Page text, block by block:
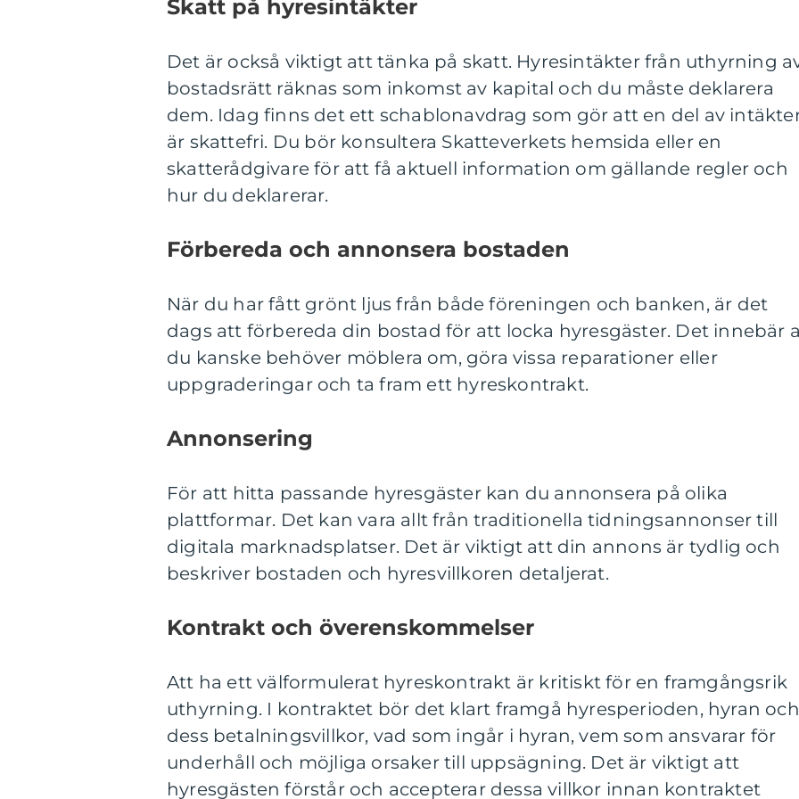
Skatt på hyresintäkter
Det är också viktigt att tänka på skatt. Hyresintäkter från uthyrning
bostadsrätt räknas som inkomst av kapital och du måste deklarera
dem. Idag finns det ett schablonavdrag som gör att en del av
är skattefri. Du bör konsultera Skatteverkets hemsida eller en
skatterådgivare för att få aktuell information om gällande regler och
hur du deklarerar.
Förbereda och annonsera bostaden
När du har fått grönt ljus från både föreningen och banken, är det
dags att förbereda din bostad för att locka hyresgäster. Det innebär
du kanske behöver möblera om, göra vissa reparationer eller
uppgraderingar och ta fram ett hyreskontrakt.
Annonsering
För att hitta passande hyresgäster kan du annonsera på olika
plattformar. Det kan vara allt från traditionella tidningsannonser till
digitala marknadsplatser. Det är viktigt att din annons är tydlig och
beskriver bostaden och hyresvillkoren detaljerat.
Kontrakt och överenskommelser
Att ha ett välformulerat hyreskontrakt är kritiskt för en framgångsrik
uthyrning. I kontraktet bör det klart framgå hyresperioden, hyran och
dess betalningsvillkor, vad som ingår i hyran, vem som ansvarar för
underhåll och möjliga orsaker till uppsägning. Det är viktigt att
hyresgästen förstår och accepterar dessa villkor innan kontraktet